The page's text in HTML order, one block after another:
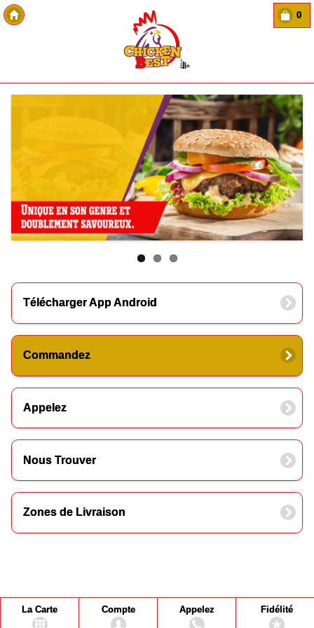
0
Télécharger App Android
Commandez
Appelez
Nous Trouver
Zones de Livraison
La Carte Compte Appelez Fidélité
Copyright Des-click